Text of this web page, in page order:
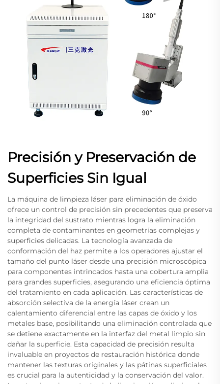
Precisión y Preservación de
Superficies Sin Igual
La máquina de limpieza láser para eliminación de óxido
ofrece un control de precisión sin precedentes que preserva
la integridad del sustrato mientras logra la eliminación
completa de contaminantes en geometrías complejas y
superficies delicadas. La tecnología avanzada de
conformación del haz permite a los operadores ajustar el
tamaño del punto láser desde una precisión microscópica
para componentes intrincados hasta una cobertura amplia
para grandes superficies, asegurando una eficiencia óptima
del tratamiento en cada aplicación. Las características de
absorción selectiva de la energía láser crean un
calentamiento diferencial entre las capas de óxido y los
metales base, posibilitando una eliminación controlada que
se detiene exactamente en la interfaz del metal limpio sin
dañar la superficie. Esta capacidad de precisión resulta
invaluable en proyectos de restauración histórica donde
mantener las texturas originales y las pátinas superficiales
es crucial para la autenticidad y la conservación del valor.